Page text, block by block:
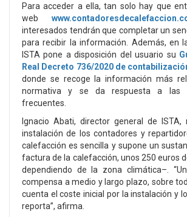
Para acceder a ella, tan solo hay que
web
interesados tendrán que completar un
para recibir la información. Además, en
ISTA pone a disposición del usuario su
Real Decreto 736/2020 de
donde se recoge la información más
normativa y se da respuesta a las
frecuentes.
Ignacio Abati, director general de ISTA,
instalación de los contadores y
calefacción es sencilla y supone un
factura de la calefacción, unos 250 euros
dependiendo de la zona climática–.
compensa a medio y largo plazo, sobre
cuenta el coste inicial por la instalación y
reporta”, afirma.